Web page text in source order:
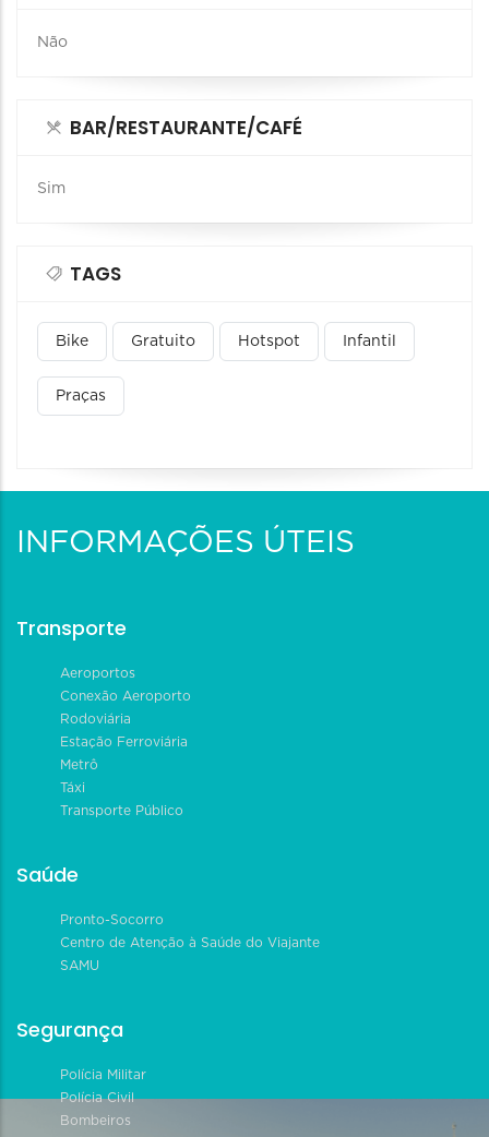
Não
BAR/RESTAURANTE/CAFÉ
Sim
TAGS
Bike Gratuito Hotspot Infantil
Praças
INFORMAÇÕES ÚTEIS
Transporte
Aeroportos
Conexão Aeroporto
Rodoviária
Estação Ferroviária
Metrô
Táxi
Transporte Público
Saúde
Pronto-Socorro
Centro de Atenção à Saúde do Viajante
SAMU
Segurança
Polícia Militar
Polícia Civil
Bombeiros